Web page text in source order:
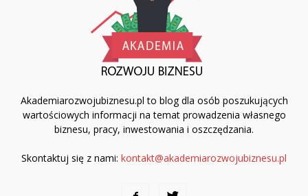
Akademiarozwojubiznesu.pl to blog dla osób poszukujących
wartościowych informacji na temat prowadzenia własnego
biznesu, pracy, inwestowania i oszczędzania.
Skontaktuj się z nami: kontakt@akademiarozwojubiznesu.pl